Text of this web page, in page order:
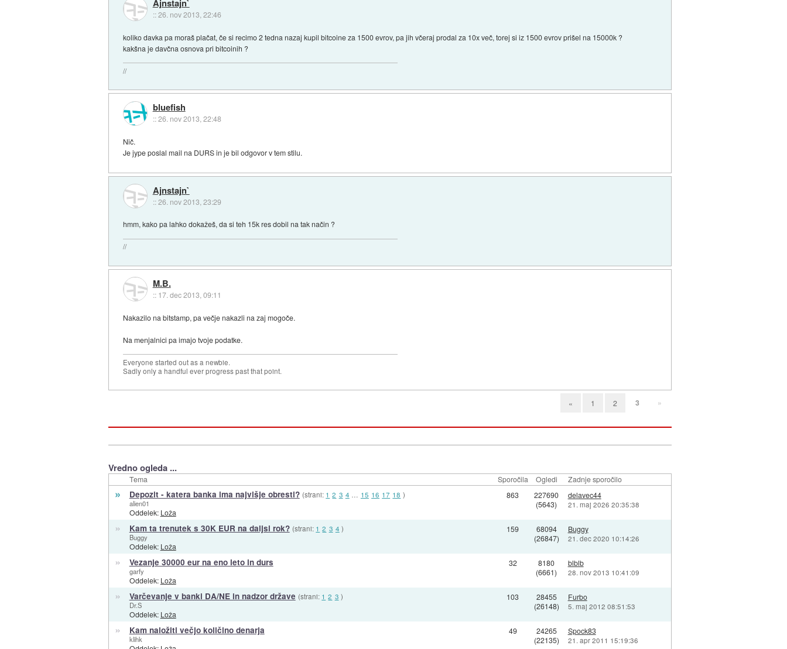
Ajnstajn`
::26. nov 2013, 22:46
koliko davka pa moraš plačat, če si recimo 2 tedna nazaj kupil bitcoine za 1500 evrov, pa jih včeraj prodal za 10x več, torej si iz 1500 evrov prišel na 15000k ?
kakšna je davčna osnova pri bitcoinih ?
//
bluefish
::26. nov 2013, 22:48
Nič.
Je jype poslal mail na DURS in je bil odgovor v tem stilu.
Ajnstajn`
::26. nov 2013, 23:29
hmm, kako pa lahko dokažeš, da si teh 15k res dobil na tak način ?
//
M.B.
:: 17. dec 2013, 09:11
Nakazilo na bitstamp, pa večje nakazli na zaj mogoče.
Na menjalnici pa imajo tvoje podatke.
Everyone started out as a newbie.
Sadly only a handful ever progress past that point.
« 1 2 3 »
Vredno ogleda ...
Tema Sporočila Ogledi Zadnje sporočilo
» Depozit - katera banka ima najvišje obresti? (strani: 1 2 3 4 … 15 16 17 18 )
alien01
Oddelek: Loža
863
227690
(5643)
delavec44
21. maj 2026 20:35:38
» Kam ta trenutek s 30K EUR na daljsi rok? (strani: 1 2 3 4 )
Buggy
Oddelek: Loža
159
68094
(26847)
Buggy
21. dec 2020 10:14:26
» Vezanje 30000 eur na eno leto in durs
garfy
Oddelek: Loža
32
8180
(6661)
blblb
28. nov 2013 10:41:09
» Varčevanje v banki DA/NE in nadzor države (strani: 1 2 3 )
Dr.S
Oddelek: Loža
103
28455
(26148)
Furbo
5. maj 2012 08:51:53
» Kam naložiti večjo količino denarja
klihk
49
24265
(22135)
Spock83
21. apr 2011 15:19:36